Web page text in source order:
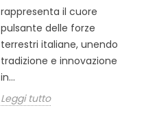
rappresenta il cuore
pulsante delle forze
terrestri italiane, unendo
tradizione e innovazione
in...
Leggi tutto